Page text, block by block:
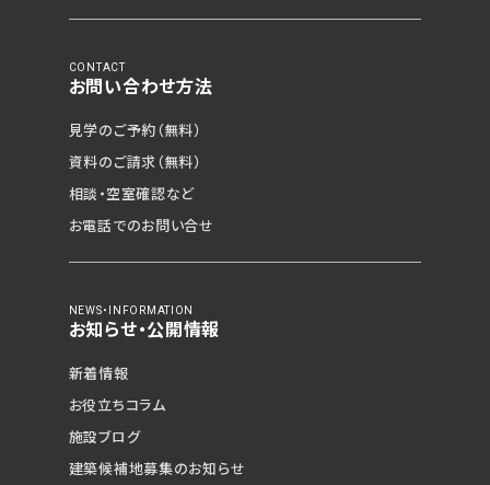
CONTACT
お問い合わせ方法
見学のご予約（無料）
資料のご請求（無料）
相談・空室確認など
お電話でのお問い合せ
NEWS・INFORMATION
お知らせ・公開情報
新着情報
お役立ちコラム
施設ブログ
建築候補地募集のお知らせ